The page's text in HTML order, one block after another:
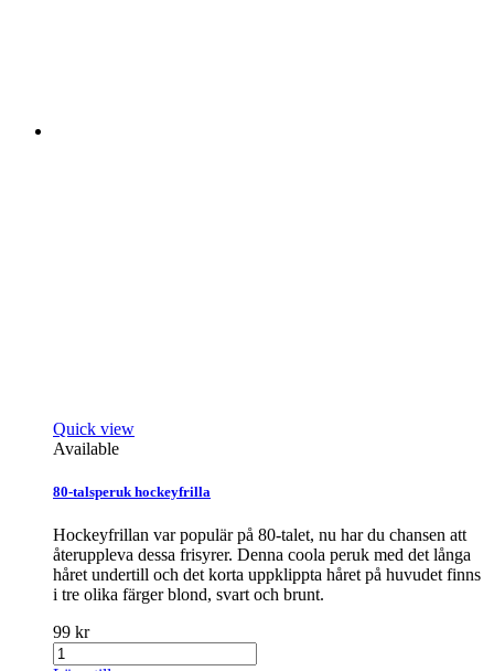
Quick view
Available
80-talsperuk hockeyfrilla
Hockeyfrillan var populär på 80-talet, nu har du chansen att
återuppleva dessa frisyrer. Denna coola peruk med det långa
håret undertill och det korta uppklippta håret på huvudet finns
i tre olika färger blond, svart och brunt.
99 kr